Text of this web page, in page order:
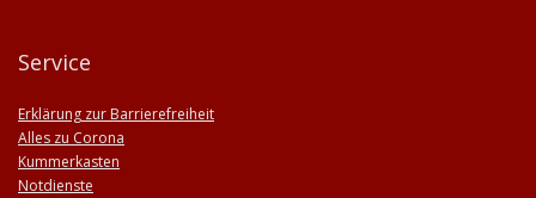
Service
Erklärung zur Barrierefreiheit
Alles zu Corona
Kummerkasten
Notdienste